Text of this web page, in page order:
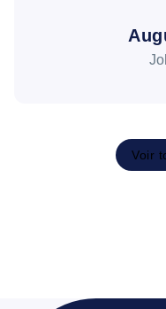
Voir